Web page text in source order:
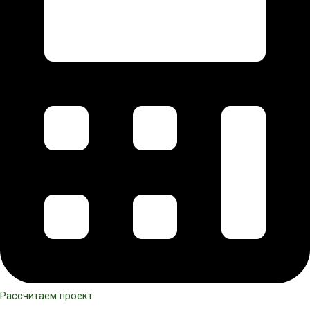
Рассчитаем проект